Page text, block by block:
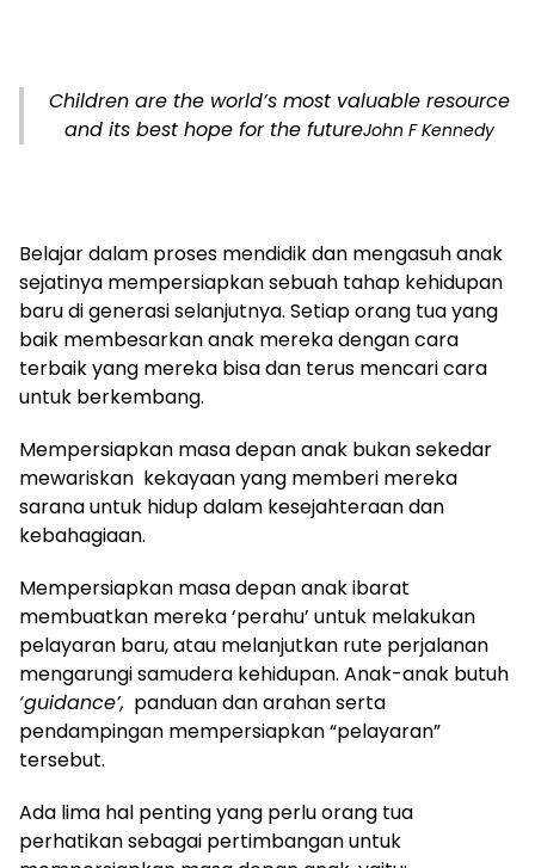
Children are the world’s most valuable resource
and its best hope for the futureJohn F Kennedy
Belajar dalam proses mendidik dan mengasuh anak
sejatinya mempersiapkan sebuah tahap kehidupan
baru di generasi selanjutnya. Setiap orang tua yang
baik membesarkan anak mereka dengan cara
terbaik yang mereka bisa dan terus mencari cara
untuk berkembang.
Mempersiapkan masa depan anak bukan sekedar
mewariskan kekayaan yang memberi mereka
sarana untuk hidup dalam kesejahteraan dan
kebahagiaan.
Mempersiapkan masa depan anak ibarat
membuatkan mereka ‘perahu’ untuk melakukan
pelayaran baru, atau melanjutkan rute perjalanan
mengarungi samudera kehidupan. Anak-anak butuh
‘guidance’, panduan dan arahan serta
pendampingan mempersiapkan “pelayaran”
tersebut.
Ada lima hal penting yang perlu orang tua
perhatikan sebagai pertimbangan untuk